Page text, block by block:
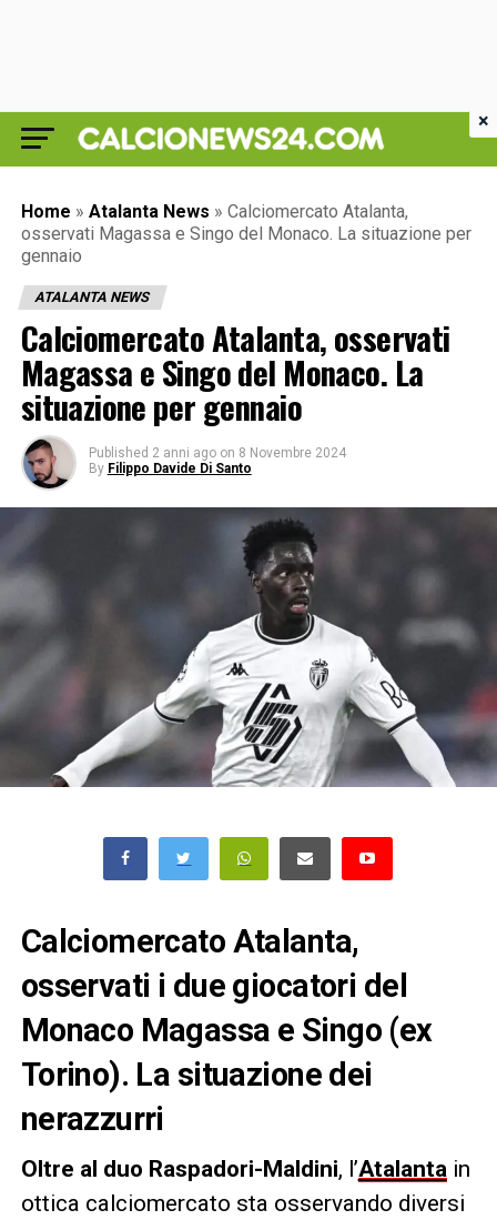
Home » Atalanta News » Calciomercato Atalanta,
osservati Magassa e Singo del Monaco. La situazione per
gennaio
ATALANTA NEWS
Calciomercato Atalanta, osservati
Magassa e Singo del Monaco. La
situazione per gennaio
Published 2 anni ago on 8 Novembre 2024
By Filippo Davide Di Santo
Calciomercato Atalanta,
osservati i due giocatori del
Monaco Magassa e Singo (ex
Torino). La situazione dei
nerazzurri
Oltre al duo Raspadori-Maldini, l’Atalanta in
ottica calciomercato sta osservando diversi
×